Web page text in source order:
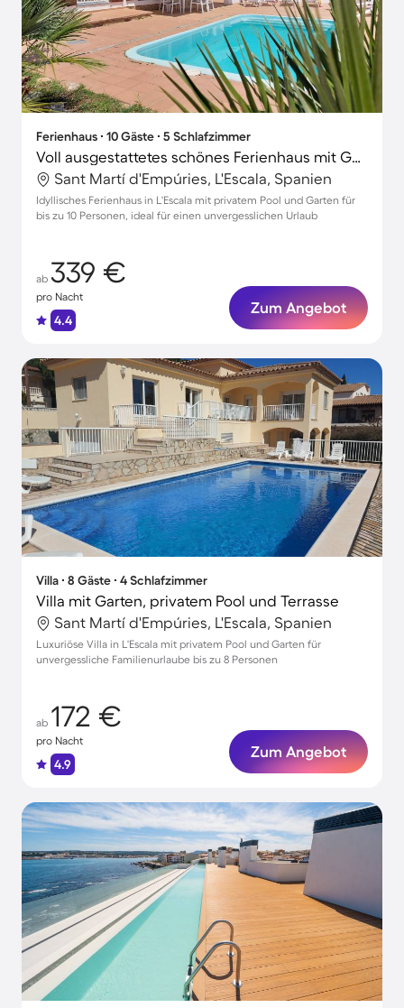
Ferienhaus ∙ 10 Gäste ∙ 5 Schlafzimmer
Voll ausgestattetes schönes Ferienhaus mit Garten, privatem Pool und Terrasse | Naturblick | Strand in der Nähe | Hunde erlaubt
Sant Martí d'Empúries, L'Escala, Spanien
Idyllisches Ferienhaus in L'Escala mit privatem Pool und Garten für
bis zu 10 Personen, ideal für einen unvergesslichen Urlaub
ab 339 €
pro Nacht
4.4
Zum Angebot
Villa ∙ 8 Gäste ∙ 4 Schlafzimmer
Villa mit Garten, privatem Pool und Terrasse
Sant Martí d'Empúries, L'Escala, Spanien
Luxuriöse Villa in L'Escala mit privatem Pool und Garten für
unvergessliche Familienurlaube bis zu 8 Personen
ab 172 €
pro Nacht
4.9
Zum Angebot